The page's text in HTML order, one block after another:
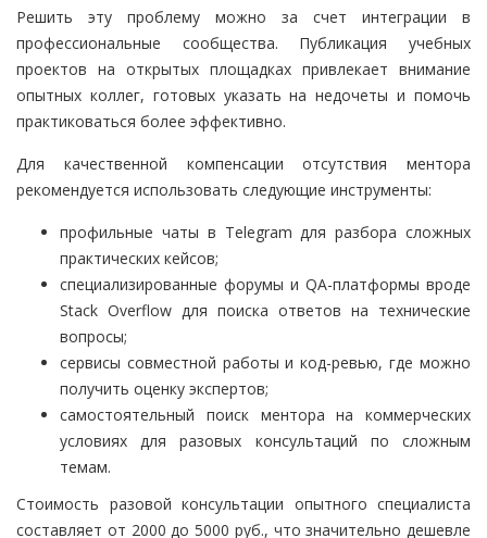
Решить эту проблему можно за счет интеграции в
профессиональные сообщества. Публикация учебных
проектов на открытых площадках привлекает внимание
опытных коллег, готовых указать на недочеты и помочь
практиковаться более эффективно.
Для качественной компенсации отсутствия ментора
рекомендуется использовать следующие инструменты:
профильные чаты в Telegram для разбора сложных
практических кейсов;
специализированные форумы и QA-платформы вроде
Stack Overflow для поиска ответов на технические
вопросы;
сервисы совместной работы и код-ревью, где можно
получить оценку экспертов;
самостоятельный поиск ментора на коммерческих
условиях для разовых консультаций по сложным
темам.
Стоимость разовой консультации опытного специалиста
составляет от 2000 до 5000 руб., что значительно дешевле